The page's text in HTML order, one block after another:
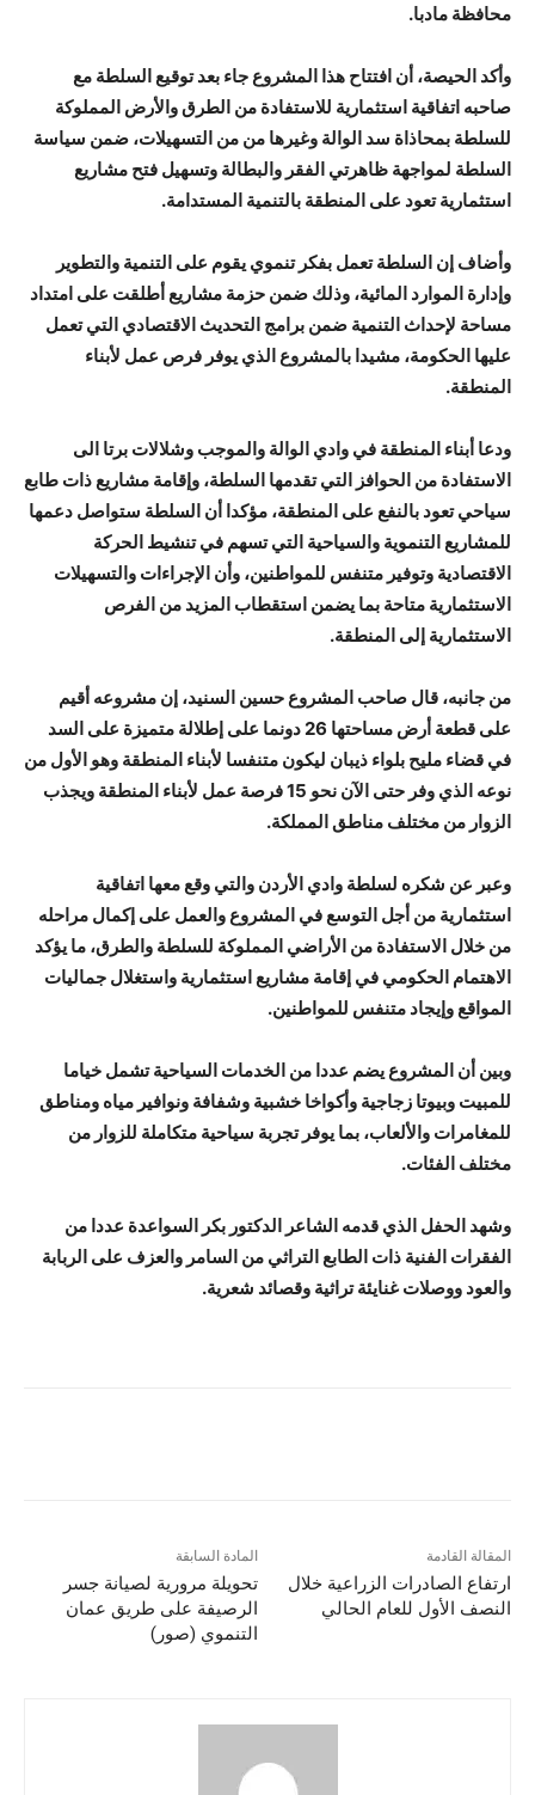
محافظة مادبا.
وأكد الحيصة، أن افتتاح هذا المشروع جاء بعد توقيع السلطة مع
صاحبه اتفاقية استثمارية للاستفادة من الطرق والأرض المملوكة
للسلطة بمحاذاة سد الوالة وغيرها من من التسهيلات، ضمن سياسة
السلطة لمواجهة ظاهرتي الفقر والبطالة وتسهيل فتح مشاريع
استثمارية تعود على المنطقة بالتنمية المستدامة.
وأضاف إن السلطة تعمل بفكر تنموي يقوم على التنمية والتطوير
وإدارة الموارد المائية، وذلك ضمن حزمة مشاريع أطلقت على امتداد
مساحة لإحداث التنمية ضمن برامج التحديث الاقتصادي التي تعمل
عليها الحكومة، مشيدا بالمشروع الذي يوفر فرص عمل لأبناء
المنطقة.
ودعا أبناء المنطقة في وادي الوالة والموجب وشلالات برتا الى
الاستفادة من الحوافز التي تقدمها السلطة، وإقامة مشاريع ذات طابع
سياحي تعود بالنفع على المنطقة، مؤكدا أن السلطة ستواصل دعمها
للمشاريع التنموية والسياحية التي تسهم في تنشيط الحركة
الاقتصادية وتوفير متنفس للمواطنين، وأن الإجراءات والتسهيلات
الاستثمارية متاحة بما يضمن استقطاب المزيد من الفرص
الاستثمارية إلى المنطقة.
من جانبه، قال صاحب المشروع حسين السنيد، إن مشروعه أقيم
على قطعة أرض مساحتها 26 دونما على إطلالة متميزة على السد
في قضاء مليح بلواء ذيبان ليكون متنفسا لأبناء المنطقة وهو الأول من
نوعه الذي وفر حتى الآن نحو 15 فرصة عمل لأبناء المنطقة ويجذب
الزوار من مختلف مناطق المملكة.
وعبر عن شكره لسلطة وادي الأردن والتي وقع معها اتفاقية
استثمارية من أجل التوسع في المشروع والعمل على إكمال مراحله
من خلال الاستفادة من الأراضي المملوكة للسلطة والطرق، ما يؤكد
الاهتمام الحكومي في إقامة مشاريع استثمارية واستغلال جماليات
المواقع وإيجاد متنفس للمواطنين.
وبين أن المشروع يضم عددا من الخدمات السياحية تشمل خياما
للمبيت وبيوتا زجاجية وأكواخا خشبية وشفافة ونوافير مياه ومناطق
للمغامرات والألعاب، بما يوفر تجربة سياحية متكاملة للزوار من
مختلف الفئات.
وشهد الحفل الذي قدمه الشاعر الدكتور بكر السواعدة عددا من
الفقرات الفنية ذات الطابع التراثي من السامر والعزف على الربابة
والعود ووصلات غنايئة تراثية وقصائد شعرية.
المادة السابقة
تحويلة مرورية لصيانة جسر
الرصيفة على طريق عمان
التنموي (صور)
المقالة القادمة
ارتفاع الصادرات الزراعية خلال
النصف الأول للعام الحالي